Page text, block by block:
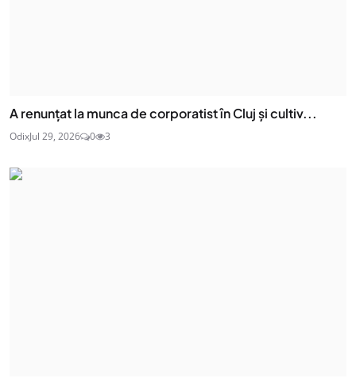
A renunțat la munca de corporatist în Cluj și cultiv...
OdixJul 29, 2026 0 3